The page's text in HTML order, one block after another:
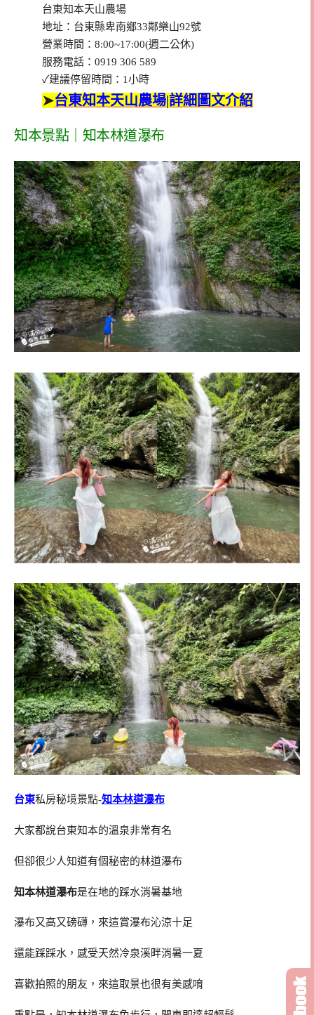
台東知本天山農場
地址：台東縣卑南鄉33鄰樂山92號
營業時間：8:00~17:00(週二公休)
服務電話：0919 306 589
✓建議停留時間：1小時
➤台東知本天山農場|詳細圖文介紹
知本景點｜知本林道瀑布
台東私房秘境景點-知本林道瀑布
大家都說台東知本的溫泉非常有名
但卻很少人知道有個秘密的林道瀑布
知本林道瀑布是在地的踩水消暑基地
瀑布又高又磅礴，來這賞瀑布沁涼十足
還能踩踩水，感受天然冷泉溪畔消暑一夏
喜歡拍照的朋友，來這取景也很有美感唷